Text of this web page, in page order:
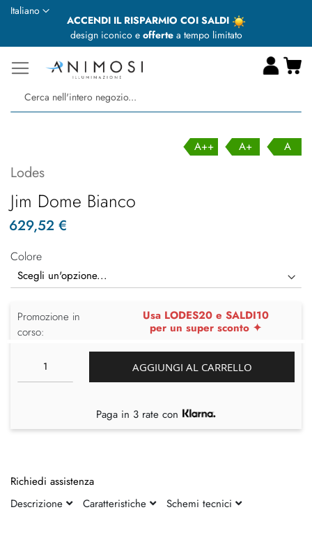
ACCENDI IL RISPARMIO COI SALDI
design iconico e offertea tempo limitato
Lingua
Italiano
A++ A+ A
Lodes
Jim Dome Bianco
629,52 €
Colore
Promozione in
corso:
Usa LODES20 e SALDI10
per un super sconto ✦
AGGIUNGI AL CARRELLO
Paga in 3 rate con
Richiedi assistenza
Descrizione
Caratteristiche Schemi tecnici